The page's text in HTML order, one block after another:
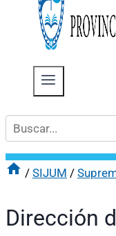
/ SIJUM /
Dirección